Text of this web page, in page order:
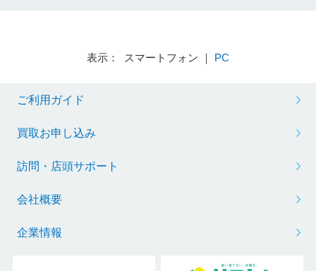
表示： スマートフォン ｜ PC
ご利用ガイド
買取お申し込み
訪問・店頭サポート
会社概要
企業情報